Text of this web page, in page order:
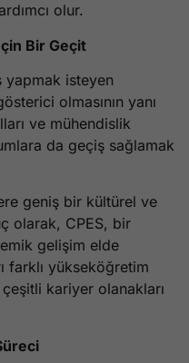
olur.
Bir Geçit
yapmak isteyen
olmasının yanı
ve mühendislik
da geçiş sağlamak
geniş bir kültürel ve
olarak, CPES, bir
gelişim elde
farklı yükseköğretim
kariyer olanakları